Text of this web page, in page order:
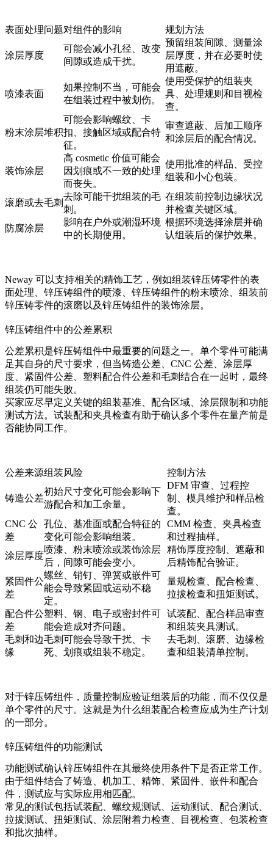
表面处理问题对组件的影响 规划方法
涂层厚度
可能会减小孔径、改变
间隙或造成干扰。
预留组装间隙、测量涂
层厚度，并在必要时使
用遮蔽。
喷漆表面
如果控制不当，可能会
在组装过程中被划伤。
使用受保护的组装夹
具、处理规则和目视检
查。
粉末涂层堆积
可能会影响螺纹、卡
扣、接触区域或配合特
征。
审查遮蔽、后加工顺序
和涂层后的配合情况。
装饰涂层
高 cosmetic 价值可能会
因划痕或不一致的处理
而丧失。
使用批准的样品、受控
组装和小心包装。
滚磨或去毛刺
去除可能干扰组装的毛
刺。
在组装前控制边缘状况
并检查关键区域。
防腐涂层
影响在户外或潮湿环境
中的长期使用。
根据环境选择涂层并确
认组装后的保护效果。
Neway 可以支持相关的精饰工艺，例如组装锌压铸零件的表
面处理
锌压铸组件的喷漆 锌压铸组件的粉末喷涂
组装前
锌压铸零件的滚磨 以及锌压铸组件的装饰涂层。
锌压铸组件中的公差累积
公差累积是锌压铸组件中最重要的问题之一。单个零件可能满
足其自身的尺寸要求，但当铸造公差、CNC 公差、涂层厚
度、紧固件公差、塑料配合件公差和毛刺结合在一起时，最终
组装仍可能失败。
买家应尽早定义关键的组装基准、配合区域、涂层限制和功能
测试方法。试装配和夹具检查有助于确认多个零件在量产前是
否能协同工作。
公差来源组装风险 控制方法
铸造公差
初始尺寸变化可能会影响下
游配合和加工余量。
DFM 审查、过程控
制、模具维护和样品检
查。
CNC 公
差
孔位、基准面或配合特征的
变化可能会影响组装。
CMM 检查、夹具检查
和过程抽样。
涂层厚度
喷漆、粉末喷涂或装饰涂层
后，间隙可能会变小。
精饰厚度控制、遮蔽和
后精饰配合验证。
紧固件公
差
螺丝、销钉、弹簧或嵌件可
能会导致紧固或运动不稳
定。
量规检查、配合检查、
拉拔检查和扭矩测试。
配合件公
差
塑料、钢、电子或密封件可
能会造成对齐问题。
试装配、配合样品审查
和组装夹具测试。
毛刺和边
缘
毛刺可能会导致干扰、卡
死、划痕或组装不稳定。
去毛刺、滚磨、边缘检
查和组装清单控制。
对于锌压铸组件，质量控制应验证组装后的功能，而不仅仅是
单个零件的尺寸。这就是为什么组装配合检查应成为生产计划
的一部分。
锌压铸组件的功能测试
功能测试确认锌压铸组件在其最终使用条件下是否正常工作。
由于组件结合了铸造、机加工、精饰、紧固件、嵌件和配合
件，测试应与实际应用相匹配。
常见的测试包括试装配、螺纹规测试、运动测试、配合测试、
拉拔测试、扭矩测试、涂层附着力检查、目视检查、包装检查
和批次抽样。